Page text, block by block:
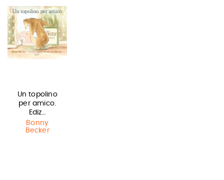
Un topolino
per amico.
Ediz…
Bonny
Becker